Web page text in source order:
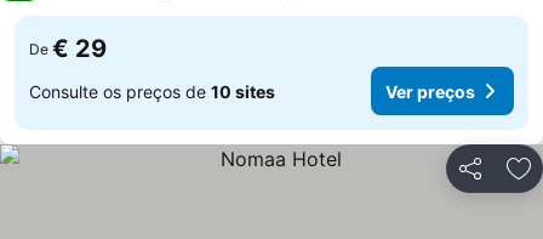
De € 29
Consulte os preços de 10 sites Ver preços
Partilhar